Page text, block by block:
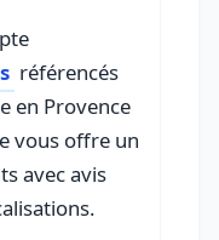
référencés
en Provence
vous offre un
avec avis